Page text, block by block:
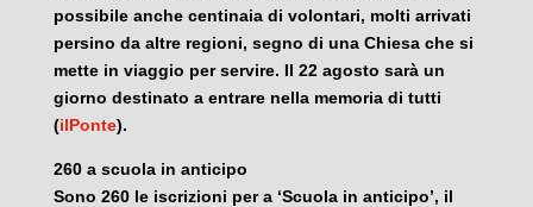
possibile anche centinaia di volontari, molti arrivati
persino da altre regioni, segno di una Chiesa che si
mette in viaggio per servire. Il 22 agosto sarà un
giorno destinato a entrare nella memoria di tutti
(ilPonte).
260 a scuola in anticipo
Sono 260 le iscrizioni per a ‘Scuola in anticipo’, il